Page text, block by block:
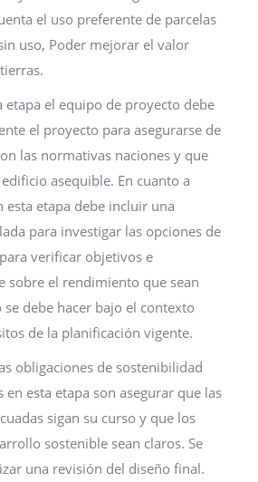
el uso preferente de parcelas
uso, Poder mejorar el valor
etapa el equipo de proyecto debe
el proyecto para asegurarse de
las normativas naciones y que
asequible. En cuanto a
esta etapa debe incluir una
para investigar las opciones de
verificar objetivos e
sobre el rendimiento que sean
se debe hacer bajo el contexto
de la planificación vigente.
obligaciones de sostenibilidad
esta etapa son asegurar que las
sigan su curso y que los
sostenible sean claros. Se
una revisión del diseño final.